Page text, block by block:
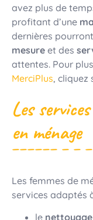
avez plus de
profitant d’une
dernières
mesure et des
attentes. Pour
MerciPlus, cliquez
Les
en ménage
Les femmes de
services adaptés
le